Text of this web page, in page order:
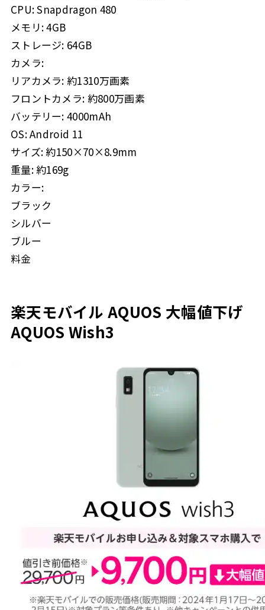
CPU: Snapdragon 480
メモリ: 4GB
ストレージ: 64GB
カメラ:
リアカメラ: 約1310万画素
フロントカメラ: 約800万画素
バッテリー: 4000mAh
OS: Android 11
サイズ: 約150×70×8.9mm
重量: 約169g
カラー:
ブラック
シルバー
ブルー
料金
楽天モバイル AQUOS 大幅値下げ
AQUOS Wish3